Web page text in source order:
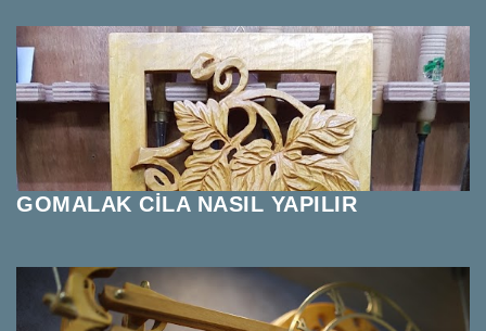
GOMALAK CİLA NASIL YAPILIR